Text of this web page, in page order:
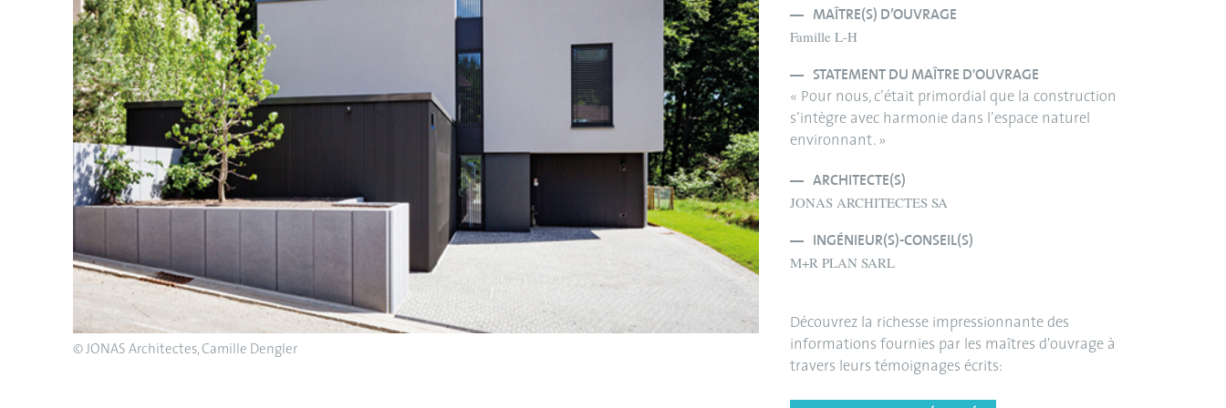
MAÎTRE(S) D’OUVRAGE
Famille L-H
STATEMENT DU MAÎTRE D'OUVRAGE
« Pour nous, c’était primordial que la construction
s’intègre avec harmonie dans l’espace naturel
environnant. »
ARCHITECTE(S)
JONAS ARCHITECTES SA
INGÉNIEUR(S)-CONSEIL(S)
M+R PLAN SARL
Découvrez la richesse impressionnante des
informations fournies par les maîtres d'ouvrage à
travers leurs témoignages écrits:
© JONAS Architectes, Camille Dengler